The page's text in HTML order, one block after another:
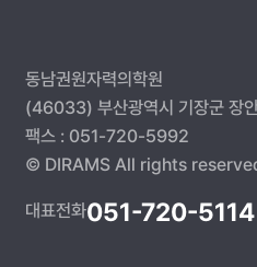
동남권원자력의학원
(46033) 부산광역시 기장군 장
팩스 : 051-720-5992
© DIRAMS All rights
대표전화051-720-5114